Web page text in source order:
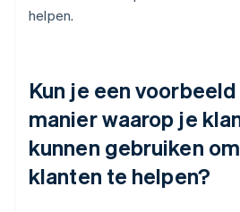
helpen.
Kun je een
manier waarop je
kunnen gebruiken
klanten te helpen?